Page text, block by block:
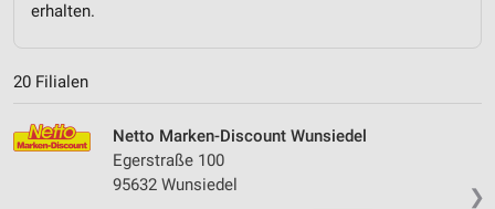
erhalten.
20 Filialen
❯
Netto Marken-Discount Wunsiedel
Egerstraße 100
95632 Wunsiedel